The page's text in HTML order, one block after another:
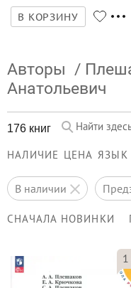
В КОРЗИНУ
Авторы /
Анатольевич
176 книг Найти
НАЛИЧИЕ ЦЕНА ЯЗЫК
в наличии
СНАЧАЛА НОВИНКИ
1